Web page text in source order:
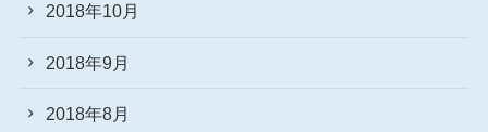
2018年10月
2018年9月
2018年8月